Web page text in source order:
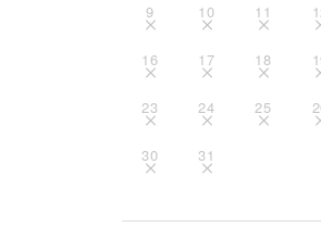
9 10 11
16 17 18
23 24 25
30 31